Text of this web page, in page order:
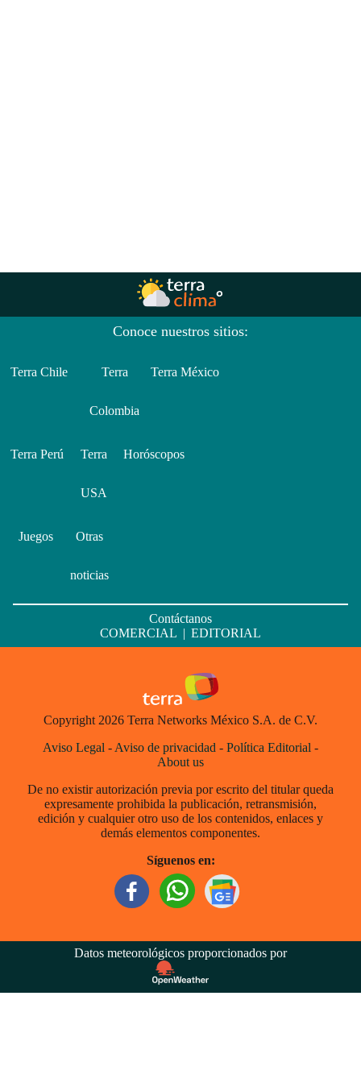
Conoce nuestros sitios:
Terra Chile Terra
Colombia
Terra México
Terra Perú Terra
USA
Horóscopos
Juegos Otras
noticias
Contáctanos
COMERCIAL | EDITORIAL
Copyright 2026 Terra Networks México S.A. de C.V.
Aviso Legal - Aviso de privacidad - Política Editorial -
About us
De no existir autorización previa por escrito del titular queda
expresamente prohibida la publicación, retransmisión,
edición y cualquier otro uso de los contenidos, enlaces y
demás elementos componentes.
Síguenos en:
Datos meteorológicos proporcionados por